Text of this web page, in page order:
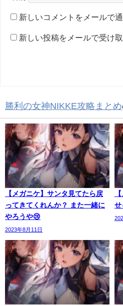
新しいコメントをメールで
新しい投稿をメールで受け
勝利の女神NIKKE攻略まとめ
【メガニケ】サンタ見てたら戻
ってきてくれんか？ また一緒に
やろうや😢
2023年8月11日
せ